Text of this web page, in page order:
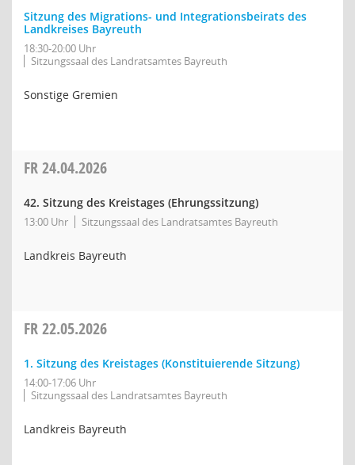
Sitzung des Migrations- und Integrationsbeirats des
Landkreises Bayreuth
18:30-20:00 Uhr
Sitzungssaal des Landratsamtes Bayreuth
Sonstige Gremien
FR24.04.2026
42. Sitzung des Kreistages (Ehrungssitzung)
13:00 Uhr Sitzungssaal des Landratsamtes Bayreuth
Landkreis Bayreuth
FR22.05.2026
1. Sitzung des Kreistages (Konstituierende Sitzung)
14:00-17:06 Uhr
Sitzungssaal des Landratsamtes Bayreuth
Landkreis Bayreuth